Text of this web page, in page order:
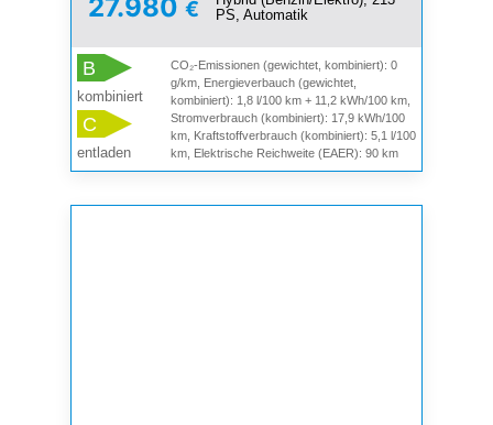
27.980 €
PS, Automatik
B
kombiniert
C
entladen
CO₂-Emissionen (gewichtet, kombiniert): 0
g/km, Energieverbauch (gewichtet,
kombiniert): 1,8 l/100 km + 11,2 kWh/100 km,
Stromverbrauch (kombiniert): 17,9 kWh/100
km, Kraftstoffverbrauch (kombiniert): 5,1 l/100
km, Elektrische Reichweite (EAER): 90 km